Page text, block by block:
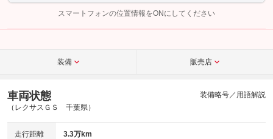
こちら
スマートフォンの位置情報をONにしてください
装備 販売店
車両状態
（レクサスＧＳ 千葉県）
装備略号／用語解説
走行距離 3.3万km